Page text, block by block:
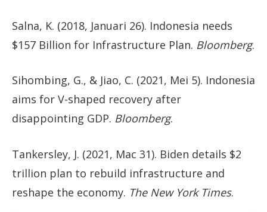
Salna, K. (2018, Januari 26). Indonesia needs
$157 Billion for Infrastructure Plan. Bloomberg.
Sihombing, G., & Jiao, C. (2021, Mei 5). Indonesia
aims for V-shaped recovery after
disappointing GDP. Bloomberg.
Tankersley, J. (2021, Mac 31). Biden details $2
trillion plan to rebuild infrastructure and
reshape the economy. The New York Times.